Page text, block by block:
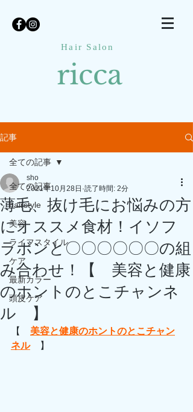
Hair Salon
ricca
記事
全ての記事
hairstyle
美容
ライフスタイル
ケア
最新カラー
頭皮ケア
全ての記事
薄毛、抜け毛にお悩みの方
にオススメ食材！イソフ
ラボンと〇〇〇〇〇〇の組
み合わせ！【 美容と健康
のホントのとこチャンネ
ル 】
sho
2021年10月28日 読了時間: 2分
【 美容と健康のホントのとこチャン
ネル 】